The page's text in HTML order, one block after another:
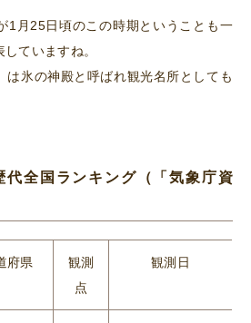
1月25日頃のこの時期ということも一
ていますね。
は氷の神殿と呼ばれ観光名所としても
全国ランキング （「気象庁資
府県
観測
点
観測日